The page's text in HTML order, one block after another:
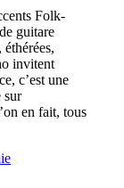
Folk-
guitare
invitent
c’est une
sur
en fait, tous